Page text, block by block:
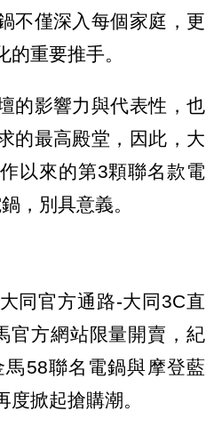
不僅深入每個家庭，更
重要推手。
的影響力與代表性，也
的最高殿堂，因此，大
以來的第3顆聯名款電
，別具意義。
同官方通路-大同3C直
官方網站限量開賣，紀
58聯名電鍋與摩登藍
掀起搶購潮。